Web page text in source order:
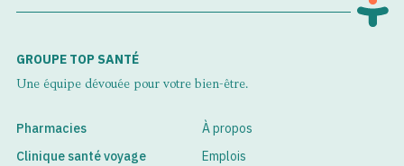
GROUPE TOP SANTÉ
Une équipe dévouée pour votre bien-être.
Pharmacies
Clinique santé voyage
À propos
Emplois